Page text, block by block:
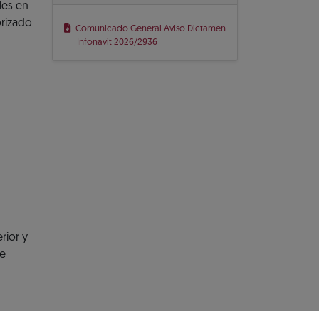
en
y
Comunicado General Aviso Dictamen
Infonavit 2026/2936